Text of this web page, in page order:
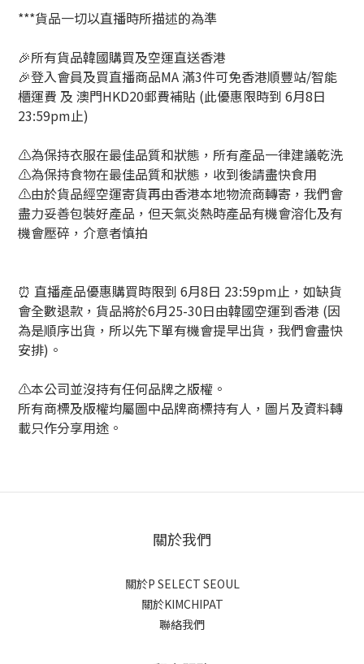
***貨品一切以直播時所描述的為準
🎉所有貨品韓國購買及空運直送香港
🎉登入會員及買直播商品MA 滿3件可免香港順豐站/智能
櫃運費 及 澳門HKD20郵費補貼 (此優惠限時到 6月8日
23:59pm止)
⚠️為保持衣服在最佳品質和狀態，所有產品一律建議乾洗
⚠️為保持食物在最佳品質和狀態，收到後請盡快食用
⚠️由於貨品經空運寄貨再由香港本地物流商轉寄，我們會
盡力妥善包裝好產品，但天氣炎熱時產品有機會溶化及有
機會壓碎，介意者慎拍
⏰ 直播產品優惠購買時限到 6月8日 23:59pm止，如缺貨
會全數退款，貨品將於6月25-30日由韓國空運到香港 (因
為是順序出貨，所以先下單有機會提早出貨，我們會盡快
安排)。
⚠️本公司並沒持有任何品牌之版權。
所有商標及版權均屬圖中品牌商標持有人，圖片及資料轉
載只作分享用途。
關於我們
關於P SELECT SEOUL
關於KIMCHIPAT
聯絡我們